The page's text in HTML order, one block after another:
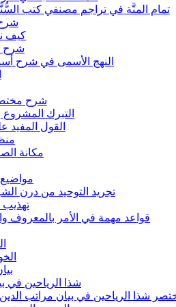
تمام المنَّة في تراجم مصنفي كتب
كيف
شرح
النهج الأسمى في شرح
شرح
التبرك المشروع
القول المفيد
مكانة
تجريد التوحيد من درن
تهذيب
قواعد مهمة في الأمر بالمعروف
شذا الرياحين في
شذا الرياحين في بيان مراتب الدين